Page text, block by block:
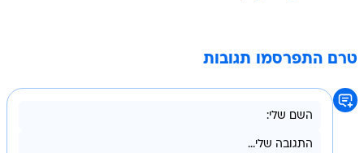
טרם התפרסמו תגובות